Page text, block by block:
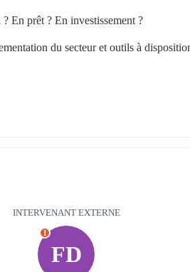
En prêt ? En investissement ?
du secteur et outils à
INTERVENANT EXTERNE
FD
I